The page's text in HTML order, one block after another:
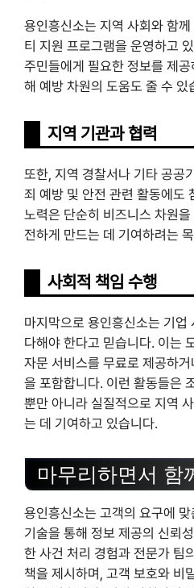
용인흥신소는 지역 사회와 함
티 지원 프로그램을 운영하고
주민들에게 필요한 정보를 제
해 예방 차원의 도움도 줄 수 있
지역 기관과 협력
또한, 지역 경찰서나 기타 공공
죄 예방 및 안전 관련 활동에도
노력은 단순히 비즈니스 차원
전하게 만드는 데 기여하려는
사회적 책임 수행
마지막으로 용인흥신소는 기업
다해야 한다고 믿습니다. 이는
자문 서비스를 무료로 제공하
을 포함합니다. 이런 활동들은
뿐만 아니라 실질적으로 지역
는 데 기여하고 있습니다.
마무리하면서 함
용인흥신소는 고객의 요구에
기술을 통해 정보 제공의 신뢰
한 사건 처리 경험과 전문가 팀
책을 제시하며, 고객 보호와 비